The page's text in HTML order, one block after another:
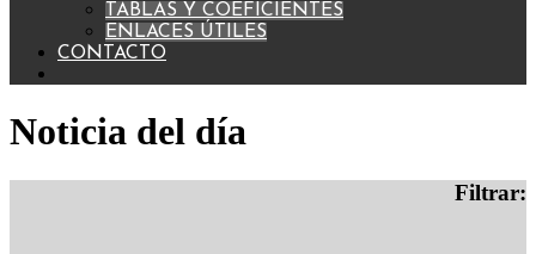
TABLAS Y COEFICIENTES
ENLACES ÚTILES
CONTACTO
Noticia del día
Filtrar: